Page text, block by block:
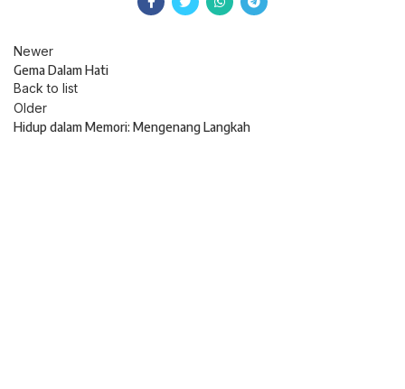
Newer
Gema Dalam Hati
Back to list
Older
Hidup dalam Memori: Mengenang Langkah